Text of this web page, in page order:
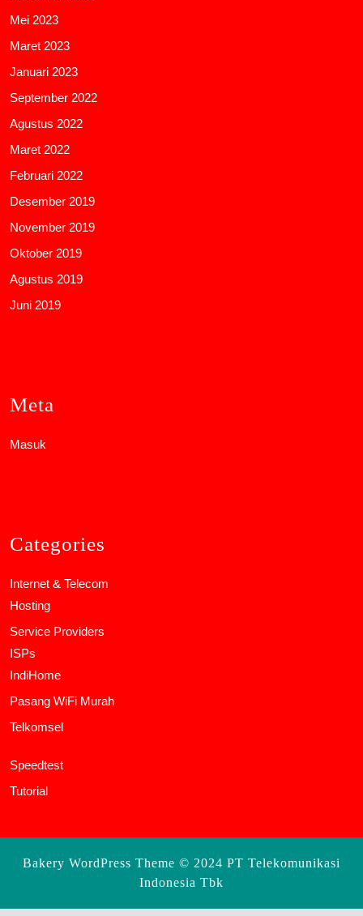
Mei 2023
Maret 2023
Januari 2023
September 2022
Agustus 2022
Maret 2022
Februari 2022
Desember 2019
November 2019
Oktober 2019
Agustus 2019
Juni 2019
Meta
Masuk
Categories
Internet & Telecom
Hosting
Service Providers
ISPs
IndiHome
Pasang WiFi Murah
Telkomsel
Speedtest
Tutorial
Bakery WordPress Theme © 2024 PT Telekomunikasi
Indonesia Tbk